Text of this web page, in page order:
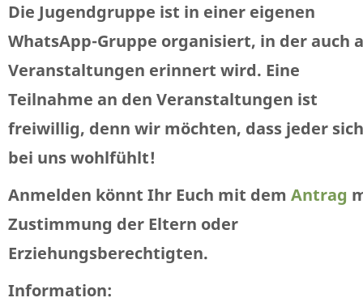
Die Jugendgruppe ist in einer eigenen
WhatsApp-Gruppe organisiert, in der auch
Veranstaltungen erinnert wird. Eine
Teilnahme an den Veranstaltungen ist
freiwillig, denn wir möchten, dass jeder sich
bei uns wohlfühlt!
Anmelden könnt Ihr Euch mit dem Antrag
Zustimmung der Eltern oder
Erziehungsberechtigten.
Information: